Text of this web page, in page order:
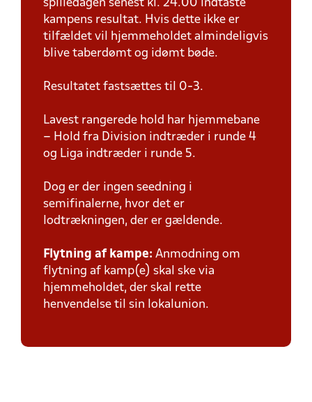
spilledagen senest kl. 24.00 indtaste
kampens resultat. Hvis dette ikke er
tilfældet vil hjemmeholdet almindeligvis
blive taberdømt og idømt bøde.
Resultatet fastsættes til 0-3.
Lavest rangerede hold har hjemmebane
– Hold fra Division indtræder i runde 4
og Liga indtræder i runde 5.
Dog er der ingen seedning i
semifinalerne, hvor det er
lodtrækningen, der er gældende.
Flytning af kampe: Anmodning om
flytning af kamp(e) skal ske via
hjemmeholdet, der skal rette
henvendelse til sin lokalunion.